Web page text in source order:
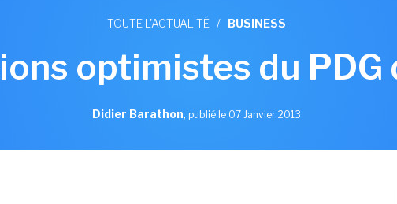
TOUTE L'ACTUALITÉ / BUSINESS
optimistes du PDG
Didier Barathon, publié le 07 Janvier 2013